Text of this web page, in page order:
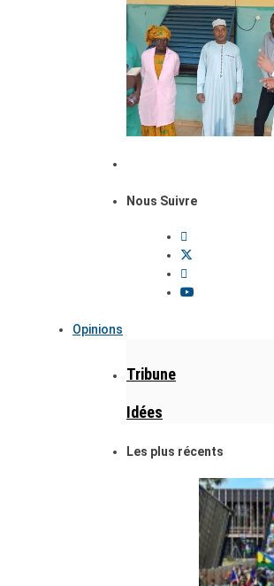
Nous Suivre
Opinions
Tribune
Idées
Les plus récents